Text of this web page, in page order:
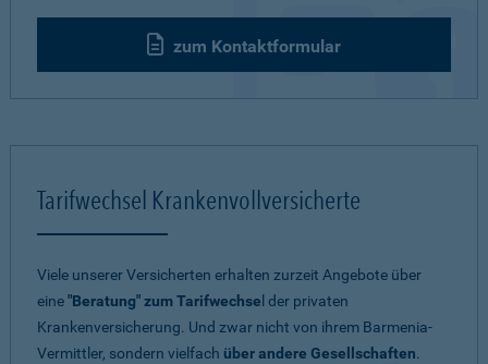
zum Kontaktformular
Tarifwechsel Krankenvollversicherte
Viele unserer Versicherten erhalten zurzeit Angebote über
eine"Beratung" zum Tarifwechse l der privaten
Krankenversicherung. Und zwar nicht von ihrem Barmenia-
Vermittler, sondern vielfach über andere Gesellschaften.